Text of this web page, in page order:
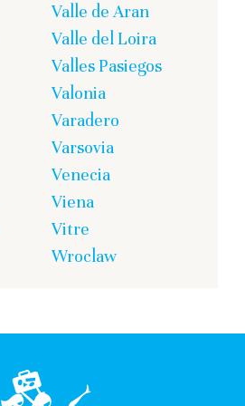
Valle de Aran
Valle del Loira
Valles Pasiegos
Valonia
Varadero
Varsovia
Venecia
Viena
Vitre
Wroclaw